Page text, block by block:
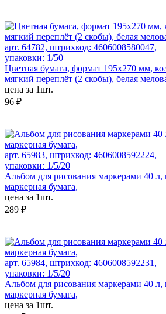
арт. 64782, штрихкод: 4606008580047,
упаковки: 1/50
Цветная бумага, формат 195х270 мм,
мягкий переплёт (2 скобы), белая
цена за 1шт.
96 ₽
арт. 65983, штрихкод: 4606008592224,
упаковки: 1/5/20
Альбом для рисования маркерами 40 л,
маркерная бумага,
цена за 1шт.
289 ₽
арт. 65984, штрихкод: 4606008592231,
упаковки: 1/5/20
Альбом для рисования маркерами 40 л,
маркерная бумага,
цена за 1шт.